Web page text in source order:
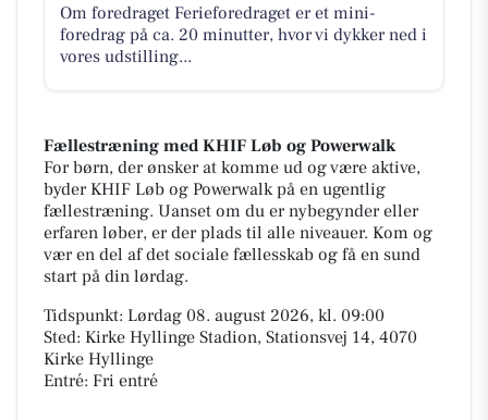
Om foredraget Ferieforedraget er et mini-
foredrag på ca. 20 minutter, hvor vi dykker ned i
vores udstilling...
Fællestræning med KHIF Løb og Powerwalk
For børn, der ønsker at komme ud og være aktive,
byder KHIF Løb og Powerwalk på en ugentlig
fællestræning. Uanset om du er nybegynder eller
erfaren løber, er der plads til alle niveauer. Kom og
vær en del af det sociale fællesskab og få en sund
start på din lørdag.
Tidspunkt: Lørdag 08. august 2026, kl. 09:00
Sted: Kirke Hyllinge Stadion, Stationsvej 14, 4070
Kirke Hyllinge
Entré: Fri entré